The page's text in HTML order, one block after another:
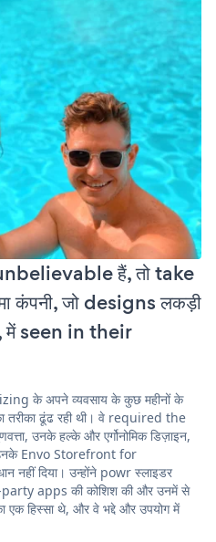
हैं, तो take
कंपनी, जो designs लकड़ी
में seen in their
के अपने व्यवसाय के कुछ महीनों के
ढूंढ रही थी। वे required the
उनके हल्के और एर्गोनोमिक डिज़ाइन,
Envo Storefront for
नहीं दिया। उन्होंने powr स्लाइडर
apps की कोशिश की और उनमें से
एक हिस्सा थे, और वे भद्दे और उपयोग में